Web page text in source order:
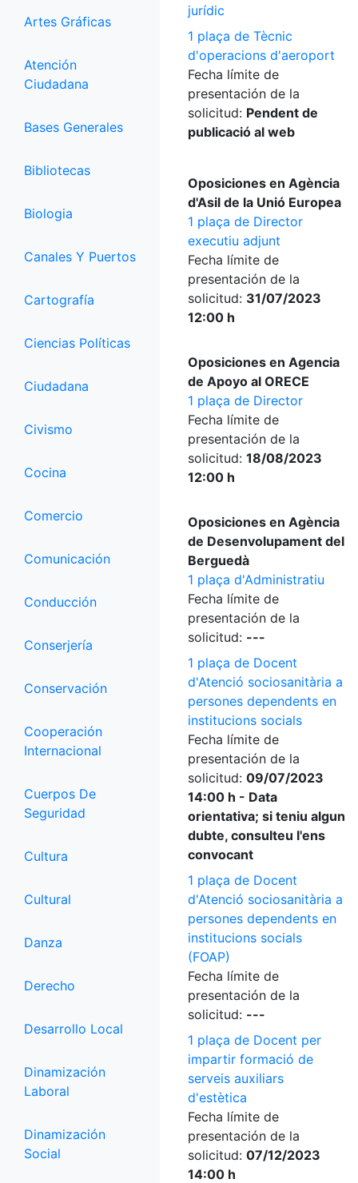
Artes Gráficas
Atención
Ciudadana
Bases Generales
Bibliotecas
Biologia
Canales Y Puertos
Cartografía
Ciencias Políticas
Ciudadana
Civismo
Cocina
Comercio
Comunicación
Conducción
Conserjería
Conservación
Cooperación
Internacional
Cuerpos De
Seguridad
Cultura
Cultural
Danza
Derecho
Desarrollo Local
Dinamización
Laboral
Dinamización
Social
jurídic
1 plaça de Tècnic
d'operacions d'aeroport
Fecha límite de
presentación de la
solicitud: Pendent de
publicació al web
Oposiciones en Agència
d'Asil de la Unió Europea
1 plaça de Director
executiu adjunt
Fecha límite de
presentación de la
solicitud: 31/07/2023
12:00 h
Oposiciones en Agencia
de Apoyo al ORECE
1 plaça de Director
Fecha límite de
presentación de la
solicitud: 18/08/2023
12:00 h
Oposiciones en Agència
de Desenvolupament del
Berguedà
1 plaça d'Administratiu
Fecha límite de
presentación de la
solicitud: ---
1 plaça de Docent
d'Atenció sociosanitària a
persones dependents en
institucions socials
Fecha límite de
presentación de la
solicitud: 09/07/2023
14:00 h - Data
orientativa; si teniu algun
dubte, consulteu l'ens
convocant
1 plaça de Docent
d'Atenció sociosanitària a
persones dependents en
institucions socials
(FOAP)
Fecha límite de
presentación de la
solicitud: ---
1 plaça de Docent per
impartir formació de
serveis auxiliars
d'estètica
Fecha límite de
presentación de la
solicitud: 07/12/2023
14:00 h